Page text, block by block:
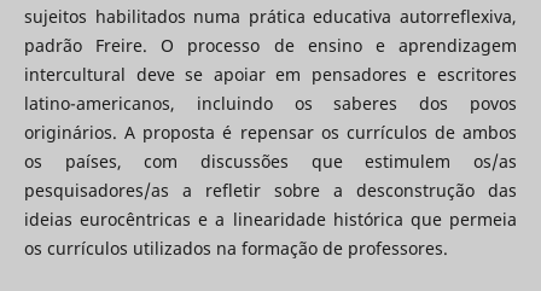
sujeitos habilitados numa prática educativa autorreflexiva,
padrão Freire. O processo de ensino e aprendizagem
intercultural deve se apoiar em pensadores e escritores
latino-americanos, incluindo os saberes dos povos
originários. A proposta é repensar os currículos de ambos
os países, com discussões que estimulem os/as
pesquisadores/as a refletir sobre a desconstrução das
ideias eurocêntricas e a linearidade histórica que permeia
os currículos utilizados na formação de professores.